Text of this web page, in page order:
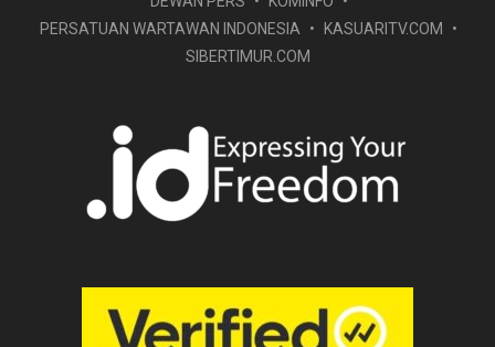
PERSATUAN WARTAWAN INDONESIA
KASUARITV.COM
SIBERTIMUR.COM